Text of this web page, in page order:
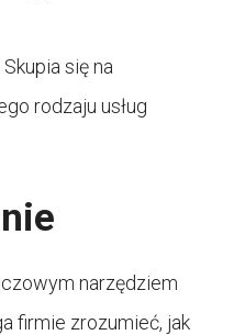
Skupia się na
rodzaju usług
narzędziem
firmie zrozumieć, jak